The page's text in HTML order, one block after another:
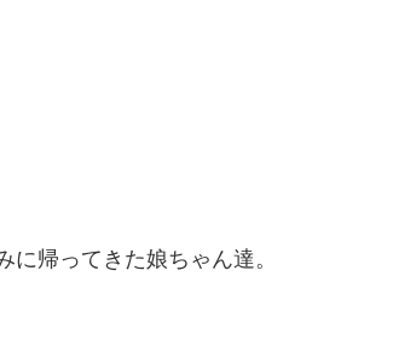
帰ってきた娘ちゃん達。